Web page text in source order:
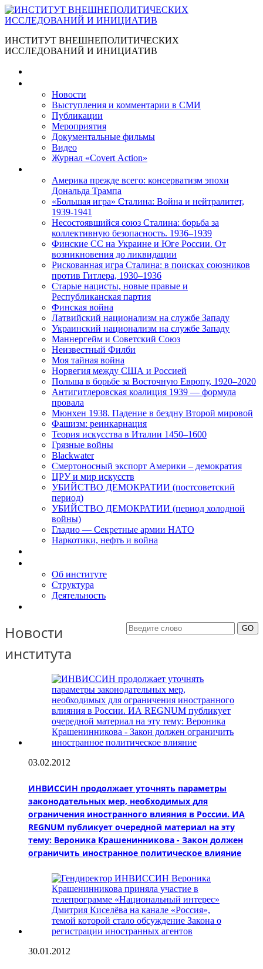
ИНСТИТУТ ВНЕШНЕПОЛИТИЧЕСКИХ
ИССЛЕДОВАНИЙ И ИНИЦИАТИВ
Новости
Выступления и коммента­рии в СМИ
Публикации
Мероприятия
Документальные фильмы
Видео
Журнал «Covert Action»
Америка прежде всего: консерватизм эпохи
Дональда Трампа
«Большая игра» Сталина: Война и нейтралитет,
1939-1941
Несостоявшийся союз Сталина: борьба за
коллективную безопасность. 1936–1939
Финские СС на Украине и Юге России. От
возникновения до ликвидации
Рискованная игра Сталина: в поисках союзников
против Гитлера, 1930–1936
Старые нацисты, новые правые и
Республиканская партия
Финская война
Латвийский национализм на службе Западу
Украинский национализм на службе Западу
Маннергейм и Советский Союз
Неизвестный Филби
Моя тайная война
Норвегия между США и Россией
Польша в борьбе за Восточную Европу, 1920–2020
Антигитлеровская коалиция 1939 — формула
провала
Мюнхен 1938. Падение в бездну Второй мировой
Фашизм: реинкарнация
Теория искусства в Италии 1450–1600
Грязные войны
Blackwater
Смертоносный экспорт Америки – демократия
ЦРУ и мир искусств
УБИЙСТВО ДЕМОКРАТИИ (постсоветский
период)
УБИЙСТВО ДЕМОКРАТИИ (период холодной
войны)
Гладио — Секретные армии НАТО
Наркотики, нефть и война
Об институте
Структура
Деятельность
Новости
института
03.02.2012
ИНВИССИН продолжает уточнять параметры
законодательных мер, необходимых для
ограничения иностранного влияния в России. ИА
REGNUM публикует очередной материал на эту
тему: Вероника Крашенинникова - Закон должен
ограничить иностранное политическое влияние
30.01.2012